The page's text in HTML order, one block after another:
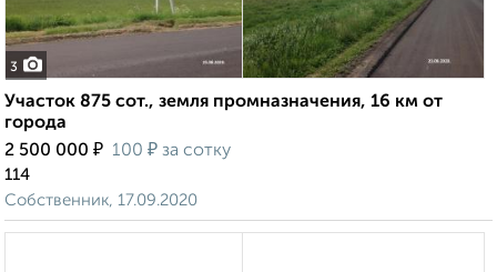
3
Участок 875 сот., земля промназначения, 16 км от
города
2 500 000 ₽ 100 ₽ за сотку
114
Собственник, 17.09.2020